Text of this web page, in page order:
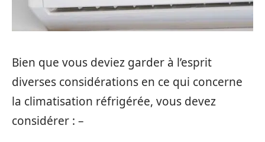
Bien que vous deviez garder à l’esprit
diverses considérations en ce qui concerne
la climatisation réfrigérée, vous devez
considérer : –